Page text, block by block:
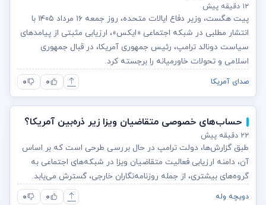
۱۲ دقیقه پیش
پیت هگست، وزیر دفاع ایالات متحده، روز جمعه ۱۶ مرداد ۱۴۰۵ با
انتشار مطلبی در شبکه اجتماعی «ایکس»، ارزیابی مثبتی از پیامدهای
سیاست دونالد ترامپ، رئیس‌ جمهوری آمریکا، در قبال جمهوری
اسلامی و تحولات خاورمیانه را برجسته کرد.
صدای آمریکا ۰ ۰
حساب‌های خصوصی متقاضیان ویزا زیر ذره‌بین آمریکا؟
۲۲ دقیقه پیش
طبق گزارش‌ها، دولت ترامپ در حال بررسی طرحی است که بر اساس
آن، دامنه ارزیابی فعالیت متقاضیان ویزا در شبکه‌های اجتماعی به
گروه‌های بیشتری، از جمله روزنامه‌نگاران خارجی، گسترش می‌یابد.
دویچه وله ۰ ۰